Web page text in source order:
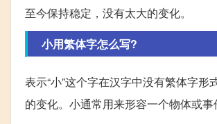
至今保持稳定，没有太大的变化。
小用繁体字怎么写?
表示“小”这个字在汉字中没有繁体字
的变化。小通常用来形容一个物体或事